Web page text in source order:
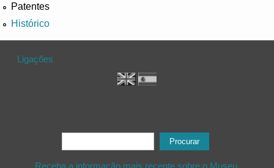
Patentes
Histórico
Ligações
Formulário de procura